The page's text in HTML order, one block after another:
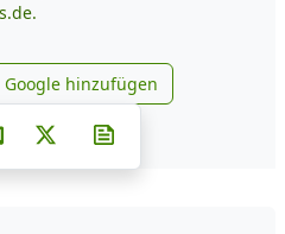
news.de zu Google
Google hinzufügen
auf Facebook
Teilen auf Whatsapp
Teilen auf Telegram
Pinterest
Per E-Mail teilen
Post auf X